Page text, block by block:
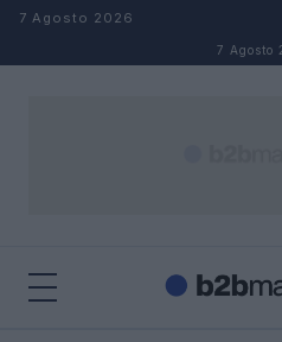
Salta al contenuto
7 Agosto 2026
7 Agosto